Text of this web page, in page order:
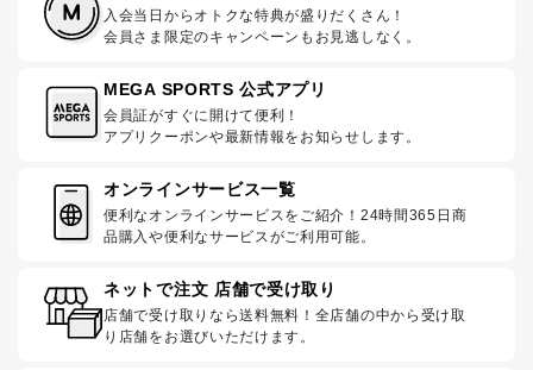
入会当日からオトクな特典が盛りだくさん！
会員さま限定のキャンペーンもお見逃しなく。
MEGA SPORTS 公式アプリ
会員証がすぐに開けて便利！
アプリクーポンや最新情報をお知らせします。
オンラインサービス一覧
便利なオンラインサービスをご紹介！24時間365日商
品購入や便利なサービスがご利用可能。
ネットで注文 店舗で受け取り
店舗で受け取りなら送料無料！全店舗の中から受け取
り店舗をお選びいただけます。